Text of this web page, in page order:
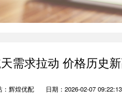
需求拉动 价格历史
：辉煌优配 日期：2026-02-07 09:22:13